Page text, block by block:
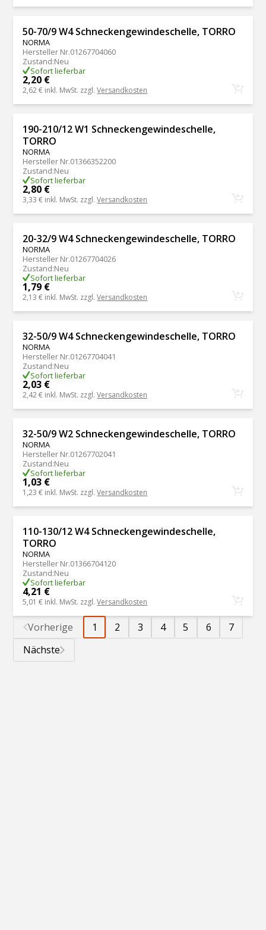
50-70/9 W4 Schneckengewindeschelle, TORRO
NORMA
Hersteller Nr.01267704060
Zustand:Neu
Sofort lieferbar
2,20 €
2,62 € inkl. MwSt. zzgl.Versandkosten
190-210/12 W1 Schneckengewindeschelle,
TORRO
NORMA
Hersteller Nr.01366352200
Zustand:Neu
Sofort lieferbar
2,80 €
3,33 € inkl. MwSt. zzgl.Versandkosten
20-32/9 W4 Schneckengewindeschelle, TORRO
NORMA
Hersteller Nr.01267704026
Zustand:Neu
Sofort lieferbar
1,79 €
2,13 € inkl. MwSt. zzgl.Versandkosten
32-50/9 W4 Schneckengewindeschelle, TORRO
NORMA
Hersteller Nr.01267704041
Zustand:Neu
Sofort lieferbar
2,03 €
2,42 € inkl. MwSt. zzgl.Versandkosten
32-50/9 W2 Schneckengewindeschelle, TORRO
NORMA
Hersteller Nr.01267702041
Zustand:Neu
Sofort lieferbar
1,03 €
1,23 € inkl. MwSt. zzgl.Versandkosten
110-130/12 W4 Schneckengewindeschelle,
TORRO
NORMA
Hersteller Nr.01366704120
Zustand:Neu
Sofort lieferbar
4,21 €
5,01 € inkl. MwSt. zzgl.Versandkosten
Vorherige 1 2 3 4 5 6
7
Nächste